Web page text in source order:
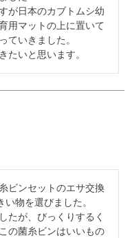
が日本のカブトムシ幼
用マットの上に置いて
ていきました。
たいと思います。
ビンセットのエサ交換
物を選びました。
たが、びっくりするく
の菌糸ビンはいいもの